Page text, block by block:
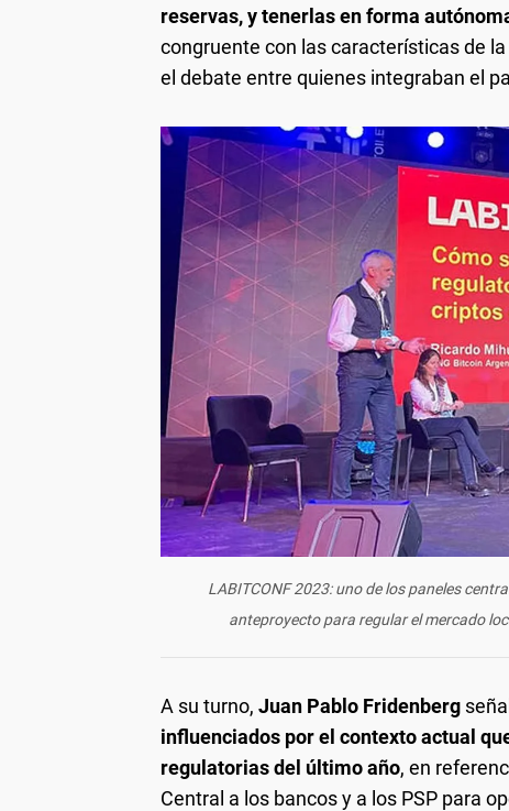
reservas, y tenerlas en forma
congruente con las características de
el debate entre quienes integraban el
LABITCONF 2023: uno de los paneles
anteproyecto para regular el mercado
A su turno, Juan Pablo Fridenberg
influenciados por el contexto actual
regulatorias del último año, en
Central a los bancos y a los PSP para